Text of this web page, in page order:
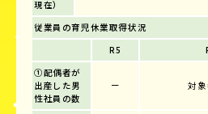
現在）
従業員の育児休業取得状況
R5
①配偶者が
出産した男
性社員の数
ー 対